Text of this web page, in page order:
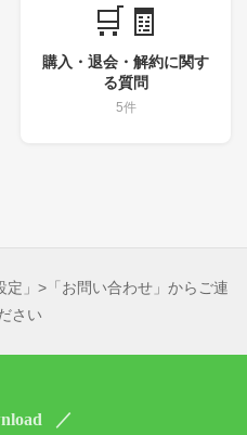
🛒🧾
購入・退会・解約に関す
る質問
5件
」>「お問い合わせ」からご連
さい
／